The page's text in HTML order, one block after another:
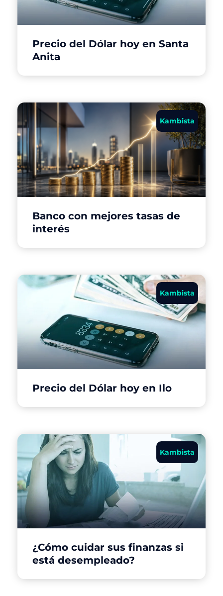
Precio del Dólar hoy en Santa
Anita
Kambista
Banco con mejores tasas de
interés
Kambista
Precio del Dólar hoy en Ilo
Kambista
¿Cómo cuidar sus finanzas si
está desempleado?